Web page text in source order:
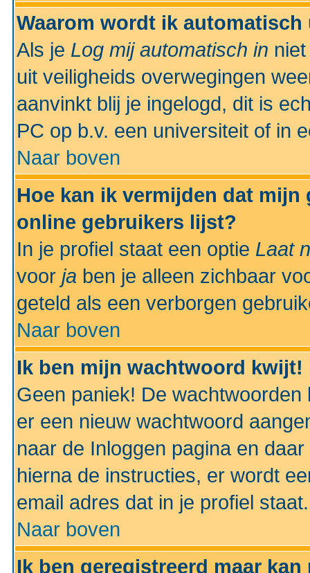
Waarom wordt ik
Als je Log mij automatisch in
uit veiligheids overwegingen
aanvinkt blij je ingelogd, dit is
PC op b.v. een universiteit of in
Naar boven
Hoe kan ik vermijden dat
online gebruikers lijst?
In je profiel staat een optie Laat
voor ja ben je alleen zichbaar
geteld als een verborgen
Naar boven
Ik ben mijn wachtwoord kwijt!
Geen paniek! De
er een nieuw wachtwoord
naar de Inloggen pagina en
hierna de instructies, er wordt
email adres dat in je profiel staat.
Naar boven
Ik ben geregistreerd maar